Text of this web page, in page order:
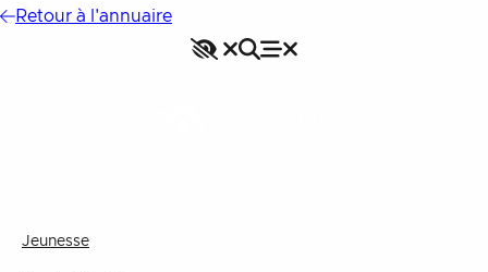
Retour à l'annuaire
Accessibilité
Rechercher
Jeunesse